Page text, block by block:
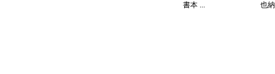
書本 ...
也